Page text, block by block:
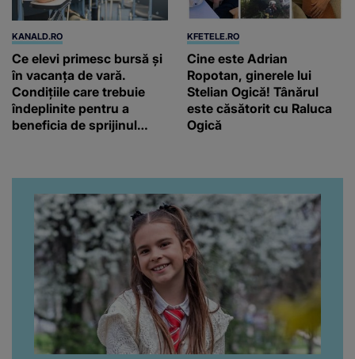
KANALD.RO
Ce elevi primesc bursă și
în vacanța de vară.
Condițiile care trebuie
îndeplinite pentru a
beneficia de sprijinul
KFETELE.RO
Cine este Adrian
Ropotan, ginerele lui
Stelian Ogică! Tânărul
este căsătorit cu Raluca
Ogică